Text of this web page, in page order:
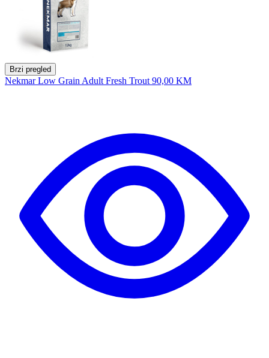
Brzi pregled
Nekmar Low Grain Adult Fresh Trout 90,00 KM